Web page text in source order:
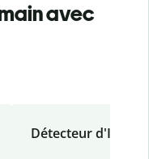
avec
Détecteur d'IA